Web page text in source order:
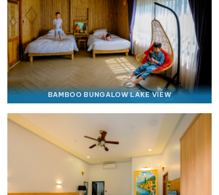
BAMBOO BUNGALOW LAKE VIEW